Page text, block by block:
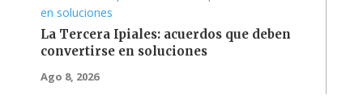
La Tercera Ipiales: acuerdos que deben
convertirse en soluciones
Ago 8, 2026